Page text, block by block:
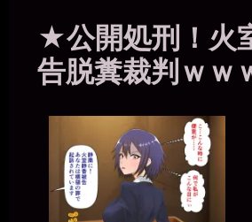
★公開処刑！火
告脱糞裁判ｗｗ